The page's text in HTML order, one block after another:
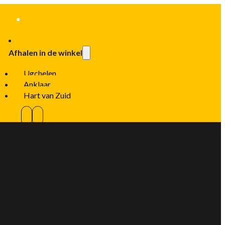
Afhalen in de winkel
Ugchelen
Anklaar
Hart van Zuid